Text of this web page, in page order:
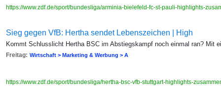
https://www.zdf.de/sport/bundesliga/arminia-bielefeld-fc-st-pauli-highlights-
Sieg gegen VfB: Hertha sendet Lebenszeichen | High
Kommt Schlusslicht Hertha BSC im Abstiegskampf noch einmal ran? Mit
Freitag: Wirtschaft > Marketing & Werbung > A
https://www.zdf.de/sport/bundesliga/hertha-bsc-vfb-stuttgart-highlights-